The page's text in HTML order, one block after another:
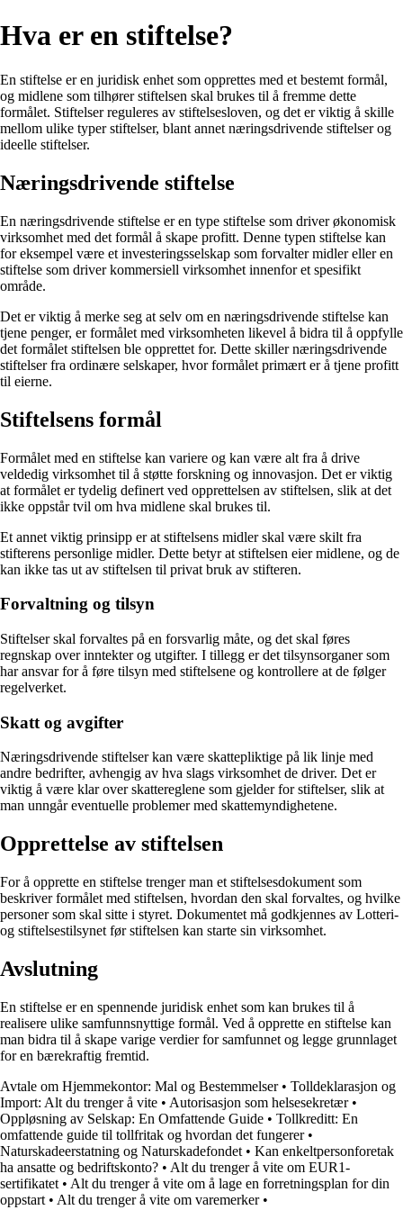
Hva er en stiftelse?
En stiftelse er en juridisk enhet som opprettes med et bestemt formål,
og midlene som tilhører stiftelsen skal brukes til å fremme dette
formålet. Stiftelser reguleres av stiftelsesloven, og det er viktig å skille
mellom ulike typer stiftelser, blant annet næringsdrivende stiftelser og
ideelle stiftelser.
Næringsdrivende stiftelse
En næringsdrivende stiftelse er en type stiftelse som driver økonomisk
virksomhet med det formål å skape profitt. Denne typen stiftelse kan
for eksempel være et investeringsselskap som forvalter midler eller en
stiftelse som driver kommersiell virksomhet innenfor et spesifikt
område.
Det er viktig å merke seg at selv om en næringsdrivende stiftelse kan
tjene penger, er formålet med virksomheten likevel å bidra til å oppfylle
det formålet stiftelsen ble opprettet for. Dette skiller næringsdrivende
stiftelser fra ordinære selskaper, hvor formålet primært er å tjene profitt
til eierne.
Stiftelsens formål
Formålet med en stiftelse kan variere og kan være alt fra å drive
veldedig virksomhet til å støtte forskning og innovasjon. Det er viktig
at formålet er tydelig definert ved opprettelsen av stiftelsen, slik at det
ikke oppstår tvil om hva midlene skal brukes til.
Et annet viktig prinsipp er at stiftelsens midler skal være skilt fra
stifterens personlige midler. Dette betyr at stiftelsen eier midlene, og de
kan ikke tas ut av stiftelsen til privat bruk av stifteren.
Forvaltning og tilsyn
Stiftelser skal forvaltes på en forsvarlig måte, og det skal føres
regnskap over inntekter og utgifter. I tillegg er det tilsynsorganer som
har ansvar for å føre tilsyn med stiftelsene og kontrollere at de følger
regelverket.
Skatt og avgifter
Næringsdrivende stiftelser kan være skattepliktige på lik linje med
andre bedrifter, avhengig av hva slags virksomhet de driver. Det er
viktig å være klar over skattereglene som gjelder for stiftelser, slik at
man unngår eventuelle problemer med skattemyndighetene.
Opprettelse av stiftelsen
For å opprette en stiftelse trenger man et stiftelsesdokument som
beskriver formålet med stiftelsen, hvordan den skal forvaltes, og hvilke
personer som skal sitte i styret. Dokumentet må godkjennes av Lotteri-
og stiftelsestilsynet før stiftelsen kan starte sin virksomhet.
Avslutning
En stiftelse er en spennende juridisk enhet som kan brukes til å
realisere ulike samfunnsnyttige formål. Ved å opprette en stiftelse kan
man bidra til å skape varige verdier for samfunnet og legge grunnlaget
for en bærekraftig fremtid.
Avtale om Hjemmekontor: Mal og Bestemmelser• Tolldeklarasjon og
Import: Alt du trenger å vite • Autorisasjon som helsesekretær•
Oppløsning av Selskap: En Omfattende Guide • Tollkreditt: En
omfattende guide til tollfritak og hvordan det fungerer•
Naturskadeerstatning og Naturskadefondet • Kan enkeltpersonforetak
ha ansatte og bedriftskonto? • Alt du trenger å vite om EUR1-
sertifikatet • Alt du trenger å vite om å lage en forretningsplan for din
oppstart • Alt du trenger å vite om varemerker•